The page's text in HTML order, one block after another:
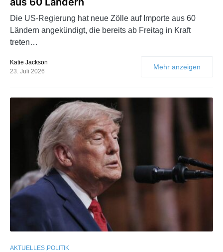
Die US-Regierung hat neue Zölle auf Importe aus 60
Ländern angekündigt, die bereits ab Freitag in Kraft
treten…
Katie Jackson
23. Juli 2026
Mehr anzeigen
AKTUELLES POLITIK